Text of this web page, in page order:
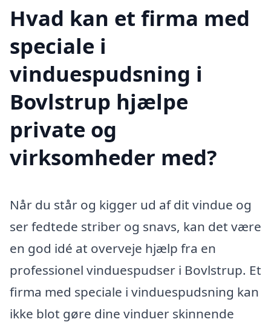
Hvad kan et firma med
speciale i
vinduespudsning i
Bovlstrup hjælpe
private og
virksomheder med?
Når du står og kigger ud af dit vindue og
ser fedtede striber og snavs, kan det være
en god idé at overveje hjælp fra en
professionel vinduespudser i Bovlstrup. Et
firma med speciale i vinduespudsning kan
ikke blot gøre dine vinduer skinnende